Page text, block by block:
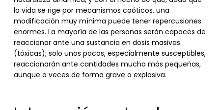
la vida se rige por mecanismos caóticos, una
modificación muy mínima puede tener repercusiones
enormes. La mayoría de las personas serán capaces de
reaccionar ante una sustancia en dosis masivas
(tóxicas); solo unos pocos, especialmente susceptibles,
reaccionarán ante cantidades mucho más pequeñas,
aunque a veces de forma grave o explosiva.